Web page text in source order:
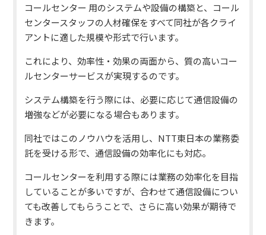
コールセンター 用のシステムや設備の構築と、コール
センタースタッフの人材確保をすべて同社が各クライ
アントに適した規模や形式で行います。
これにより、効率性・効果の両面から、質の高いコー
ルセンターサービスが実現するのです。
システム構築を行う際には、必要に応じて通信設備の
増強などが必要になる場合もあります。
同社ではこのノウハウを活用し、NTT東日本の業務委
託を受ける形で、通信設備の効率化にも対応。
コールセンターを利用する際には業務の効率化を目指
していることが多いですが、合わせて通信設備につい
ても改善してもらうことで、さらに高い効果が期待で
きます。